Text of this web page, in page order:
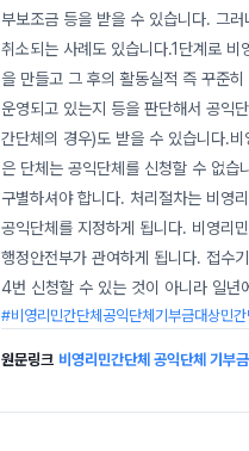
부보조금 등을 받을 수 있습니다. 그
취소되는 사례도 있습니다.1단계로
을 만들고 그 후의 활동실적 즉 꾸준
운영되고 있는지 등을 판단해서 공익
간단체의 경우)도 받을 수 있습니다.
은 단체는 공익단체를 신청할 수 없습
구별하셔야 합니다. 처리절차는 비영
공익단체를 지정하게 됩니다. 비영리
행정안전부가 관여하게 됩니다. 접수
4번 신청할 수 있는 것이 아니라 일년
#비영리민간단체공익단체기부금대상민
원문링크 비영리민간단체 공익단체 기부